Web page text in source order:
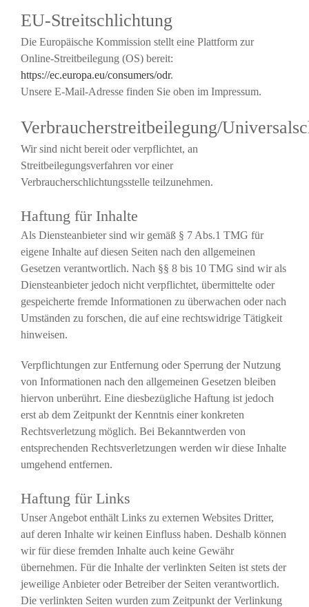
EU-Streitschlichtung
Die Europäische Kommission stellt eine Plattform zur
Online-Streitbeilegung (OS) bereit:
https://ec.europa.eu/consumers/odr.
Unsere E-Mail-Adresse finden Sie oben im Impressum.
Verbraucherstreitbeilegung/
Wir sind nicht bereit oder verpflichtet, an
Streitbeilegungsverfahren vor einer
Verbraucherschlichtungsstelle teilzunehmen.
Haftung für Inhalte
Als Diensteanbieter sind wir gemäß § 7 Abs.1 TMG für
eigene Inhalte auf diesen Seiten nach den allgemeinen
Gesetzen verantwortlich. Nach §§ 8 bis 10 TMG sind wir als
Diensteanbieter jedoch nicht verpflichtet, übermittelte oder
gespeicherte fremde Informationen zu überwachen oder nach
Umständen zu forschen, die auf eine rechtswidrige Tätigkeit
hinweisen.
Verpflichtungen zur Entfernung oder Sperrung der Nutzung
von Informationen nach den allgemeinen Gesetzen bleiben
hiervon unberührt. Eine diesbezügliche Haftung ist jedoch
erst ab dem Zeitpunkt der Kenntnis einer konkreten
Rechtsverletzung möglich. Bei Bekanntwerden von
entsprechenden Rechtsverletzungen werden wir diese Inhalte
umgehend entfernen.
Haftung für Links
Unser Angebot enthält Links zu externen Websites Dritter,
auf deren Inhalte wir keinen Einfluss haben. Deshalb können
wir für diese fremden Inhalte auch keine Gewähr
übernehmen. Für die Inhalte der verlinkten Seiten ist stets der
jeweilige Anbieter oder Betreiber der Seiten verantwortlich.
Die verlinkten Seiten wurden zum Zeitpunkt der Verlinkung